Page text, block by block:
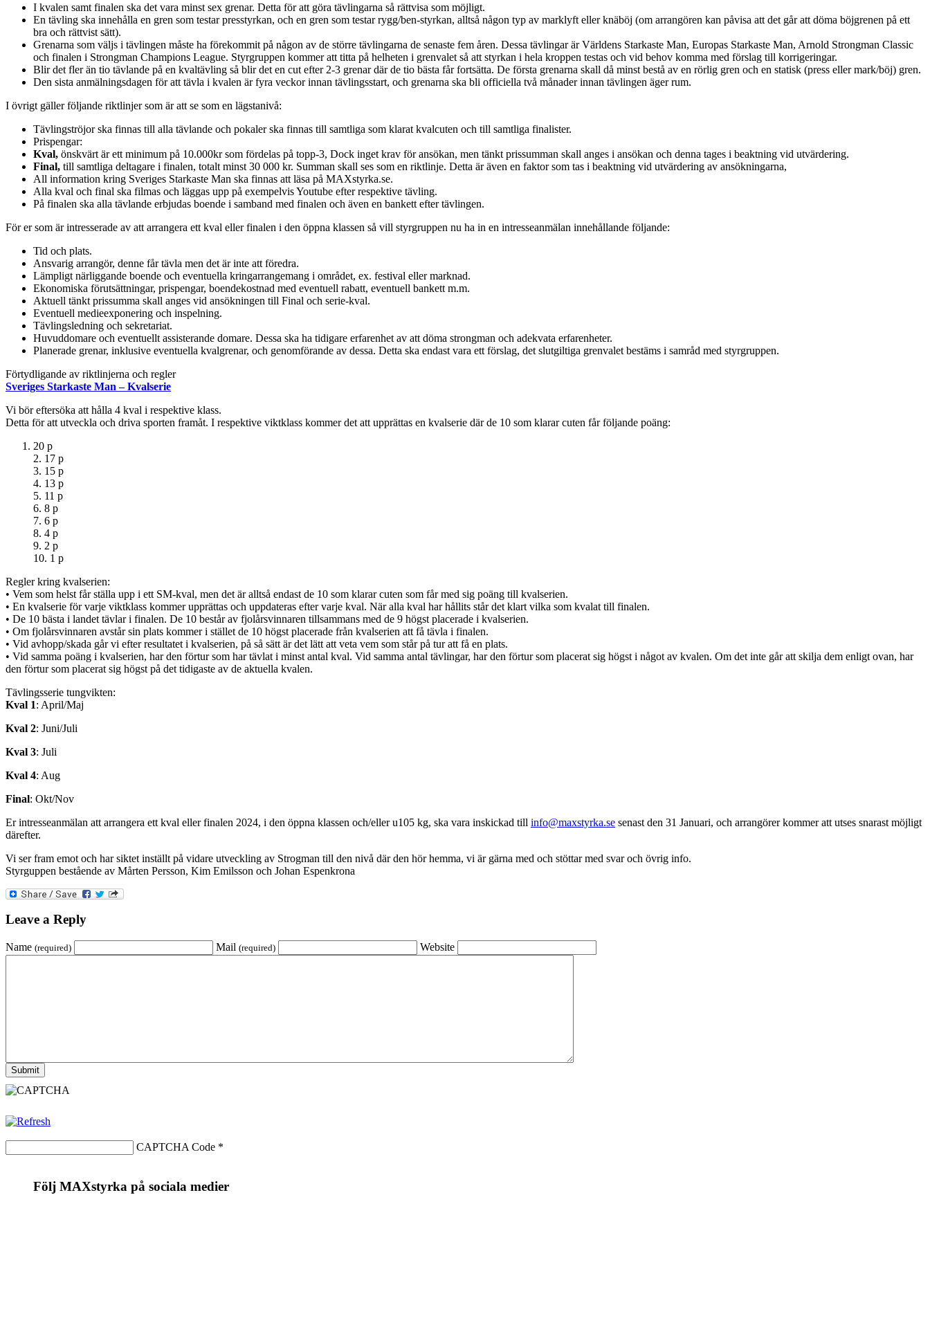
I kvalen samt finalen ska det vara minst sex grenar. Detta för att göra tävlingarna så rättvisa som möjligt.
En tävling ska innehålla en gren som testar presstyrkan, och en gren som testar rygg/ben-styrkan, alltså någon typ av marklyft eller knäböj (om arrangören kan påvisa att det går att döma böjgrenen på ett
bra och rättvist sätt).
Grenarna som väljs i tävlingen måste ha förekommit på någon av de större tävlingarna de senaste fem åren. Dessa tävlingar är Världens Starkaste Man, Europas Starkaste Man, Arnold Strongman Classic
och finalen i Strongman Champions League. Styrgruppen kommer att titta på helheten i grenvalet så att styrkan i hela kroppen testas och vid behov komma med förslag till korrigeringar.
Blir det fler än tio tävlande på en kvaltävling så blir det en cut efter 2-3 grenar där de tio bästa får fortsätta. De första grenarna skall då minst bestå av en rörlig gren och en statisk (press eller mark/böj) gren.
Den sista anmälningsdagen för att tävla i kvalen är fyra veckor innan tävlingsstart, och grenarna ska bli officiella två månader innan tävlingen äger rum.
I övrigt gäller följande riktlinjer som är att se som en lägstanivå:
Tävlingströjor ska finnas till alla tävlande och pokaler ska finnas till samtliga som klarat kvalcuten och till samtliga finalister.
Prispengar:
Kval, önskvärt är ett minimum på 10.000kr som fördelas på topp-3, Dock inget krav för ansökan, men tänkt prissumman skall anges i ansökan och denna tages i beaktning vid utvärdering.
Final, till samtliga deltagare i finalen, totalt minst 30 000 kr. Summan skall ses som en riktlinje. Detta är även en faktor som tas i beaktning vid utvärdering av ansökningarna,
All information kring Sveriges Starkaste Man ska finnas att läsa på MAXstyrka.se.
Alla kval och final ska filmas och läggas upp på exempelvis Youtube efter respektive tävling.
På finalen ska alla tävlande erbjudas boende i samband med finalen och även en bankett efter tävlingen.
För er som är intresserade av att arrangera ett kval eller finalen i den öppna klassen så vill styrgruppen nu ha in en intresseanmälan innehållande följande:
Tid och plats.
Ansvarig arrangör, denne får tävla men det är inte att föredra.
Lämpligt närliggande boende och eventuella kringarrangemang i området, ex. festival eller marknad.
Ekonomiska förutsättningar, prispengar, boendekostnad med eventuell rabatt, eventuell bankett m.m.
Aktuell tänkt prissumma skall anges vid ansökningen till Final och serie-kval.
Eventuell medieexponering och inspelning.
Tävlingsledning och sekretariat.
Huvuddomare och eventuellt assisterande domare. Dessa ska ha tidigare erfarenhet av att döma strongman och adekvata erfarenheter.
Planerade grenar, inklusive eventuella kvalgrenar, och genomförande av dessa. Detta ska endast vara ett förslag, det slutgiltiga grenvalet bestäms i samråd med styrgruppen.
Förtydligande av riktlinjerna och regler
Sveriges Starkaste Man – Kvalserie
Vi bör eftersöka att hålla 4 kval i respektive klass.
Detta för att utveckla och driva sporten framåt. I respektive viktklass kommer det att upprättas en kvalserie där de 10 som klarar cuten får följande poäng:
20 p
2. 17 p
3. 15 p
4. 13 p
5. 11 p
6. 8 p
7. 6 p
8. 4 p
9. 2 p
10. 1 p
Regler kring kvalserien:
• Vem som helst får ställa upp i ett SM-kval, men det är alltså endast de 10 som klarar cuten som får med sig poäng till kvalserien.
• En kvalserie för varje viktklass kommer upprättas och uppdateras efter varje kval. När alla kval har hållits står det klart vilka som kvalat till finalen.
• De 10 bästa i landet tävlar i finalen. De 10 består av fjolårsvinnaren tillsammans med de 9 högst placerade i kvalserien.
• Om fjolårsvinnaren avstår sin plats kommer i stället de 10 högst placerade från kvalserien att få tävla i finalen.
• Vid avhopp/skada går vi efter resultatet i kvalserien, på så sätt är det lätt att veta vem som står på tur att få en plats.
• Vid samma poäng i kvalserien, har den förtur som har tävlat i minst antal kval. Vid samma antal tävlingar, har den förtur som placerat sig högst i något av kvalen. Om det inte går att skilja dem enligt ovan, har
den förtur som placerat sig högst på det tidigaste av de aktuella kvalen.
Tävlingsserie tungvikten:
Kval 1: April/Maj
Kval 2: Juni/Juli
Kval 3: Juli
Kval 4: Aug
Final: Okt/Nov
Er intresseanmälan att arrangera ett kval eller finalen 2024, i den öppna klassen och/eller u105 kg, ska vara inskickad till info@maxstyrka.se senast den 31 Januari, och arrangörer kommer att utses snarast möjligt
därefter.
Vi ser fram emot och har siktet inställt på vidare utveckling av Strogman till den nivå där den hör hemma, vi är gärna med och stöttar med svar och övrig info.
Styrguppen bestående av Mårten Persson, Kim Emilsson och Johan Espenkrona
Leave a Reply
Name (required) Mail (required) Website
CAPTCHA Code *
Följ MAXstyrka på sociala medier